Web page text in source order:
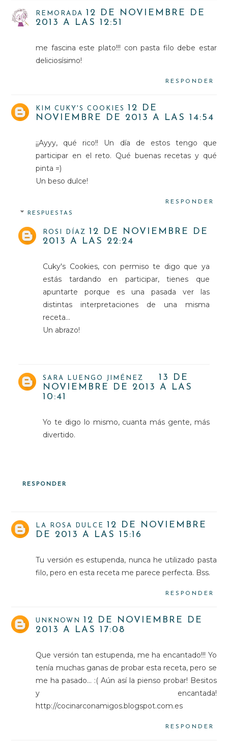
REMORADA
12 DE NOVIEMBRE DE
2013 A LAS 12:51
me fascina este plato!!! con pasta filo debe estar
deliciosísimo!
RESPONDER
KIM CUKY'S COOKIES
12 DE
NOVIEMBRE DE 2013 A LAS 14:54
¡¡Ayyy, qué rico!! Un día de estos tengo que
participar en el reto. Qué buenas recetas y qué
pinta =)
Un beso dulce!
RESPONDER
RESPUESTAS
ROSI DÍAZ
12 DE NOVIEMBRE DE
2013 A LAS 22:24
Cuky's Cookies, con permiso te digo que ya
estás tardando en participar, tienes que
apuntarte porque es una pasada ver las
distintas interpretaciones de una misma
receta...
Un abrazo!
SARA LUENGO JIMÉNEZ
13 DE
NOVIEMBRE DE 2013 A LAS
10:41
Yo te digo lo mismo, cuanta más gente, más
divertido.
RESPONDER
LA ROSA DULCE
12 DE NOVIEMBRE
DE 2013 A LAS 15:16
Tu versión es estupenda, nunca he utilizado pasta
filo, pero en esta receta me parece perfecta. Bss.
RESPONDER
UNKNOWN
12 DE NOVIEMBRE DE
2013 A LAS 17:08
Que versión tan estupenda, me ha encantado!!! Yo
tenía muchas ganas de probar esta receta, pero se
me ha pasado... :( Aún así la pienso probar! Besitos
y encantada!
http://cocinarconamigos.blogspot.com.es
RESPONDER